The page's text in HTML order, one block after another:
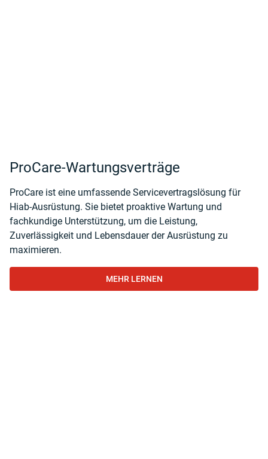
ProCare-Wartungsverträge
ProCare ist eine umfassende Servicevertragslösung für
Hiab-Ausrüstung. Sie bietet proaktive Wartung und
fachkundige Unterstützung, um die Leistung,
Zuverlässigkeit und Lebensdauer der Ausrüstung zu
maximieren.
MEHR LERNEN